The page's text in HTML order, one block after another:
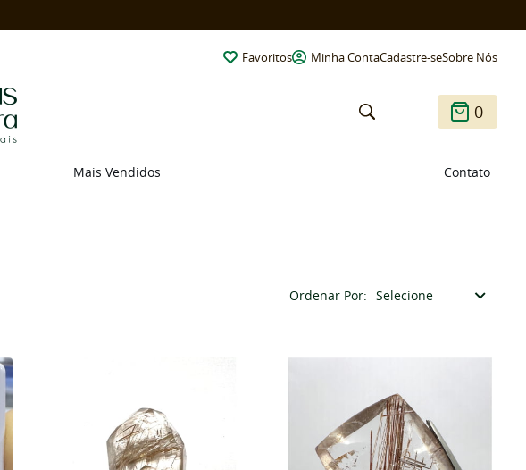
Favoritos Minha ContaCadastre-seSobre Nós
0
Mais Vendidos Contato
Ordenar Por Selecione